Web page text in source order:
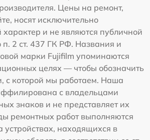
Цены на ремонт,
носят исключительно
и не являются публичной
п. 2 ст. 437 ГК РФ. Названия и
марки Fujifilm упоминаются
целях — чтобы обозначить
с которой мы работаем. Наша
с владельцами
знаков и не представляет их
ремонтных работ выполняются
устройствах, находящихся в